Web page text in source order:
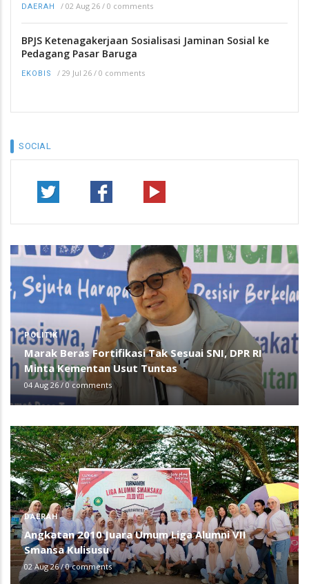
DAERAH / 02 Aug 26 / 0 comments
BPJS Ketenagakerjaan Sosialisasi Jaminan Sosial ke
Pedagang Pasar Baruga
EKOBIS / 29 Jul 26 / 0 comments
SOCIAL
POLITIK
Marak Beras Fortifikasi Tak Sesuai SNI, DPR RI
Minta Kementan Usut Tuntas
04 Aug 26 / 0 comments
DAERAH
Angkatan 2010 Juara Umum Liga Alumni VII
Smansa Kulisusu
02 Aug 26/0 comments